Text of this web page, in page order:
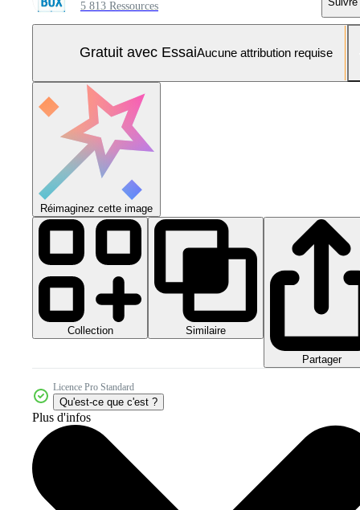
5 813 Ressources
Gratuit avec EssaiAucune attribution requise
Réimaginez cette image
Collection Similaire
Partager
Licence Pro Standard
Qu'est-ce que c'est ?
Plus d'infos